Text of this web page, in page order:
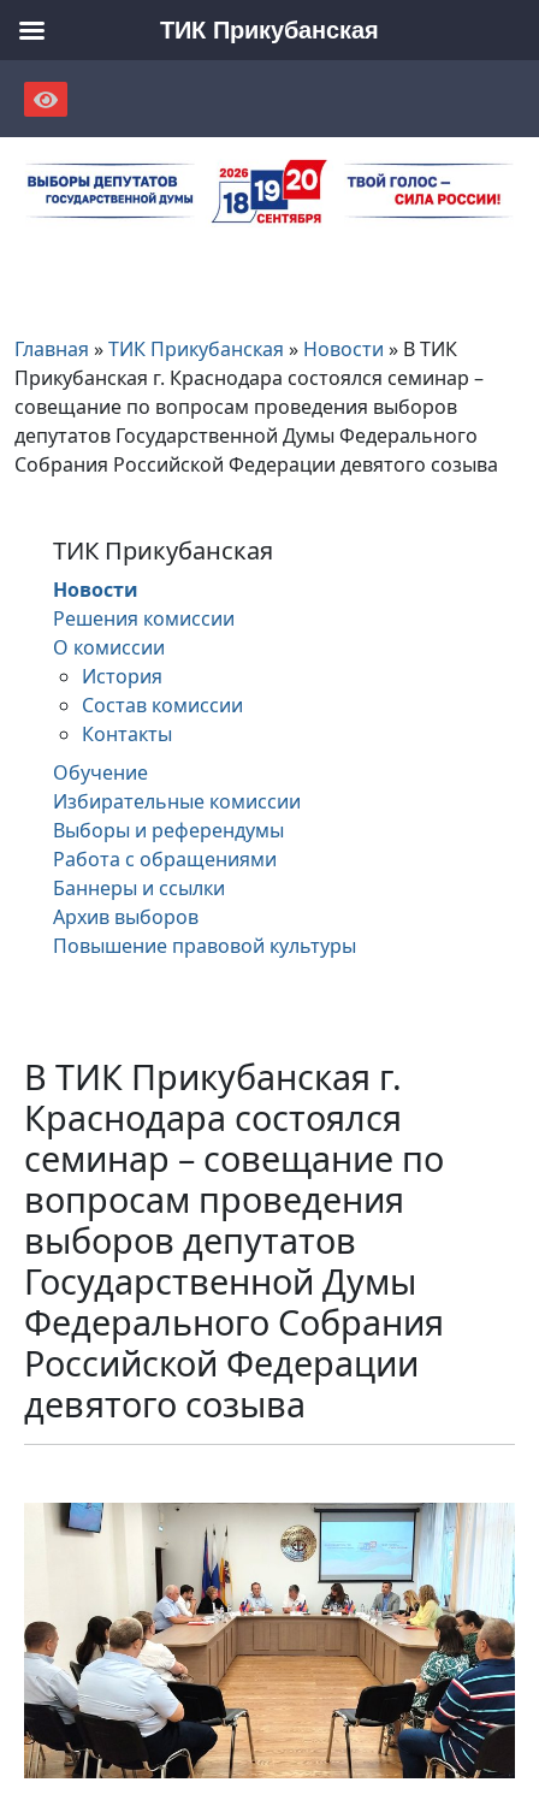
content
Главная »ТИК Прикубанская » Новости » В ТИК
Прикубанская г. Краснодара состоялся семинар –
совещание по вопросам проведения выборов
депутатов Государственной Думы Федерального
Собрания Российской Федерации девятого созыва
ТИК Прикубанская
Новости
Решения комиссии
О комиссии
История
Состав комиссии
Контакты
Обучение
Избирательные комиссии
Выборы и референдумы
Работа с обращениями
Баннеры и ссылки
Архив выборов
Повышение правовой культуры
В ТИК Прикубанская г.
Краснодара состоялся
семинар – совещание по
вопросам проведения
выборов депутатов
Государственной Думы
Федерального Собрания
Российской Федерации
девятого созыва
ТИК Прикубанская